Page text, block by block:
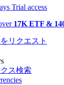
Trial access
17K ETF &
リクエスト
ス検索